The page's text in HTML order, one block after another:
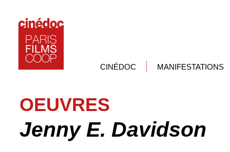
CINÉDOC MANIFESTATIONS
OEUVRES
Jenny E. Davidson